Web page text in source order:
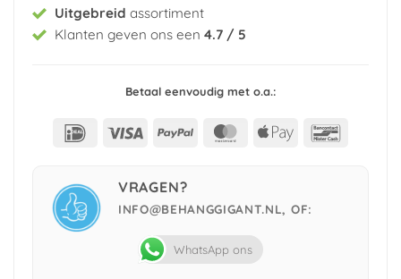
Uitgebreid assortiment
Klanten geven ons een 4.7 / 5
Betaal eenvoudig met o.a.:
IDeal Visa PayPal MasterCard
Apple
VRAGEN?
INFO@BEHANGGIGANT.NL, OF:
WhatsApp ons